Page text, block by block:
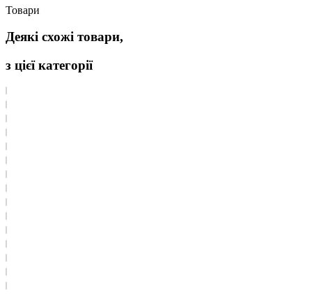
Товари
Деякі схожі товари,
з цієї категорії